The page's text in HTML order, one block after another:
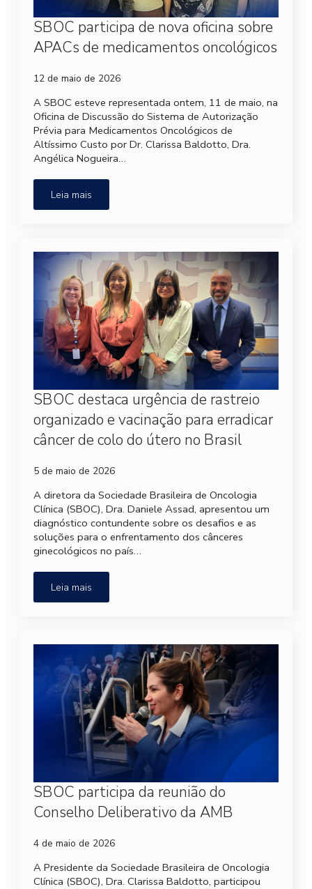
SBOC participa de nova oficina sobre
APACs de medicamentos oncológicos
12 de maio de 2026
A SBOC esteve representada ontem, 11 de maio, na
Oficina de Discussão do Sistema de Autorização
Prévia para Medicamentos Oncológicos de
Altíssimo Custo por Dr. Clarissa Baldotto, Dra.
Angélica Nogueira…
Leia mais
SBOC destaca urgência de rastreio
organizado e vacinação para erradicar
câncer de colo do útero no Brasil
5 de maio de 2026
A diretora da Sociedade Brasileira de Oncologia
Clínica (SBOC), Dra. Daniele Assad, apresentou um
diagnóstico contundente sobre os desafios e as
soluções para o enfrentamento dos cânceres
ginecológicos no país…
Leia mais
SBOC participa da reunião do
Conselho Deliberativo da AMB
4 de maio de 2026
A Presidente da Sociedade Brasileira de Oncologia
Clínica (SBOC), Dra. Clarissa Baldotto, participou